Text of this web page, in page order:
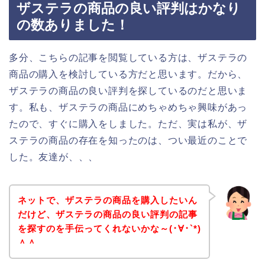
ザステラの商品の良い評判はかなり
の数ありました！
多分、こちらの記事を閲覧している方は、ザステラの
商品の購入を検討している方だと思います。だから、
ザステラの商品の良い評判を探しているのだと思いま
す。私も、ザステラの商品にめちゃめちゃ興味があっ
たので、すぐに購入をしました。ただ、実は私が、ザ
ステラの商品の存在を知ったのは、つい最近のことで
した。友達が、、、
ネットで、ザステラの商品を購入したいん
だけど、ザステラの商品の良い評判の記事
を探すのを手伝ってくれないかな～(･∀･`*)
＾＾